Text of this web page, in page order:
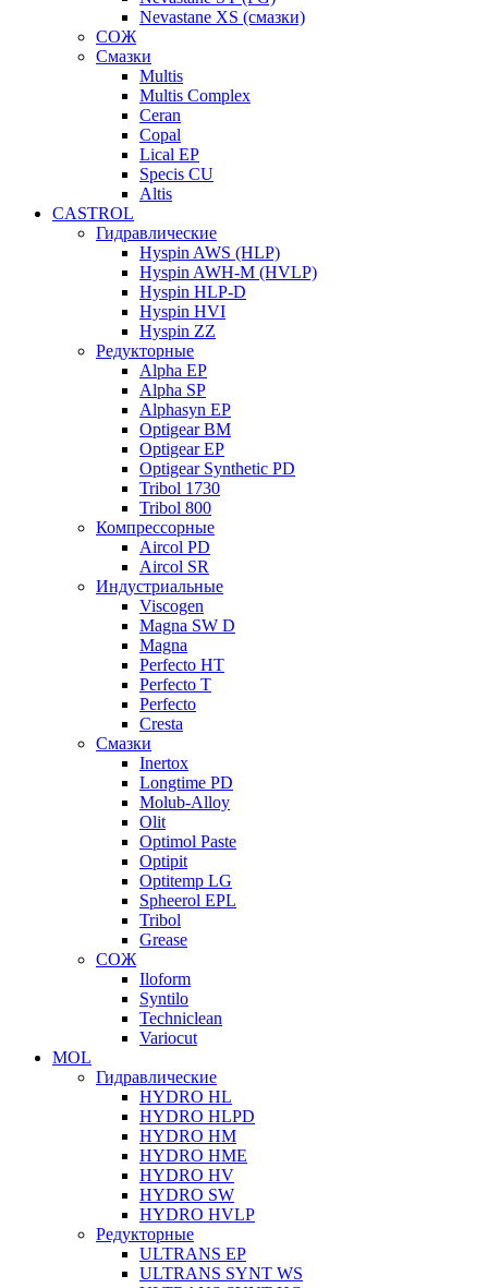
Nevastane XS (смазки)
СОЖ
Смазки
Multis
Multis Complex
Ceran
Copal
Lical EP
Specis CU
Altis
CASTROL
Гидравлические
Hyspin AWS (HLP)
Hyspin AWH-M (HVLP)
Hyspin HLP-D
Hyspin HVI
Hyspin ZZ
Редукторные
Alpha EP
Alpha SP
Alphasyn EP
Optigear BM
Optigear EP
Optigear Synthetic PD
Tribol 1730
Tribol 800
Компрессорные
Aircol PD
Aircol SR
Индустриальные
Viscogen
Magna SW D
Magna
Perfecto HT
Perfecto T
Perfecto
Cresta
Смазки
Inertox
Longtime PD
Molub-Alloy
Olit
Optimol Paste
Optipit
Optitemp LG
Spheerol EPL
Tribol
Grease
СОЖ
Iloform
Syntilo
Techniclean
Variocut
MOL
Гидравлические
HYDRO HL
HYDRO HLPD
HYDRO HM
HYDRO HME
HYDRO HV
HYDRO SW
HYDRO HVLP
Редукторные
ULTRANS EP
ULTRANS SYNT WS